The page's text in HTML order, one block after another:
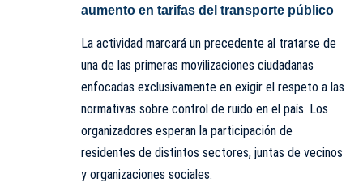
aumento en tarifas del transporte público
La actividad marcará un precedente al tratarse de
una de las primeras movilizaciones ciudadanas
enfocadas exclusivamente en exigir el respeto a las
normativas sobre control de ruido en el país. Los
organizadores esperan la participación de
residentes de distintos sectores, juntas de vecinos
y organizaciones sociales.